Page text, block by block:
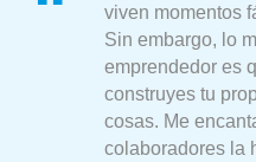
viven momentos
Sin embargo, lo
emprendedor es
construyes tu
cosas. Me
colaboradores la